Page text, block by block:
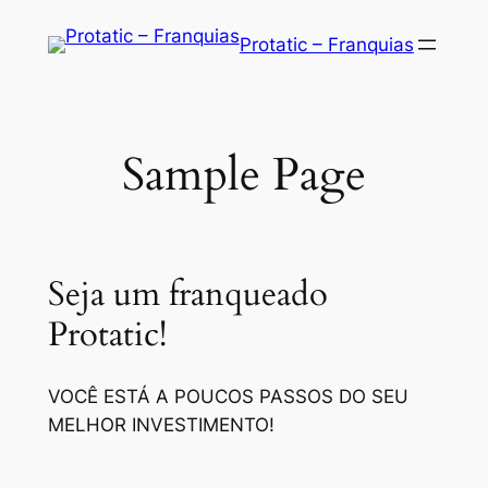
Protatic – Franquias
Sample Page
Seja um franqueado
Protatic!
VOCÊ ESTÁ A POUCOS PASSOS DO SEU
MELHOR INVESTIMENTO!